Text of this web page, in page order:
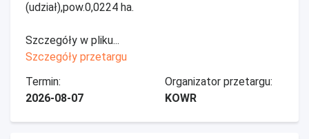
(udział),pow.0,0224 ha.
Szczegóły w pliku...
Szczegóły przetargu
Termin:
2026-08-07
Organizator przetargu:
KOWR